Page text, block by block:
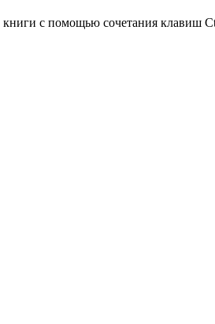
книги с помощью сочетания клавиш